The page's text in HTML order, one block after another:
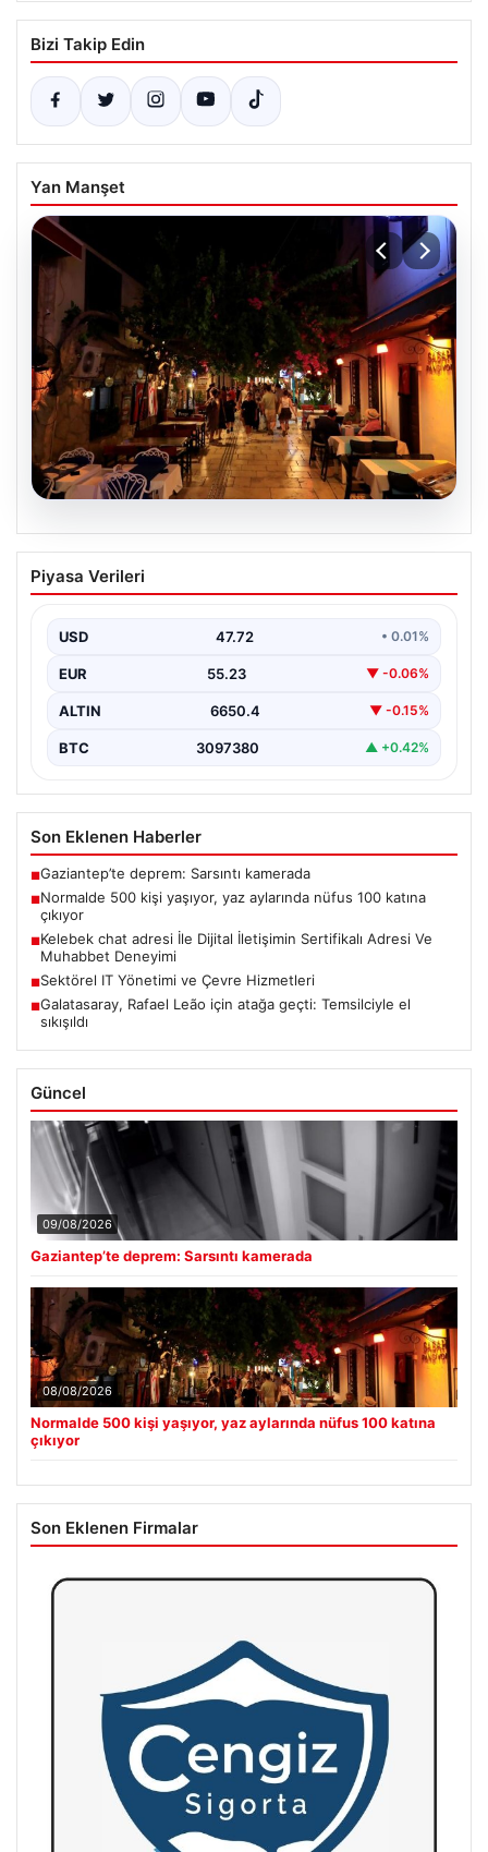
Bizi Takip Edin
Yan Manşet
Normalde 500 kişi yaşıyor, yaz
aylarında nüfus 100 katına çıkıyor
Piyasa Verileri
USD 47.72 • 0.01%
EUR 55.23 ▼ -0.06%
ALTIN 6650.4 ▼ -0.15%
BTC 3097380 ▲ +0.42%
Son Eklenen Haberler
■Gaziantep’te deprem: Sarsıntı kamerada
■Normalde 500 kişi yaşıyor, yaz aylarında nüfus 100 katına
çıkıyor
■Kelebek chat adresi İle Dijital İletişimin Sertifikalı Adresi Ve
Muhabbet Deneyimi
■Sektörel IT Yönetimi ve Çevre Hizmetleri
■Galatasaray, Rafael Leão için atağa geçti: Temsilciyle el
sıkışıldı
Güncel
09/08/2026
Gaziantep’te deprem: Sarsıntı kamerada
08/08/2026
Normalde 500 kişi yaşıyor, yaz aylarında nüfus 100 katına
çıkıyor
Son Eklenen Firmalar